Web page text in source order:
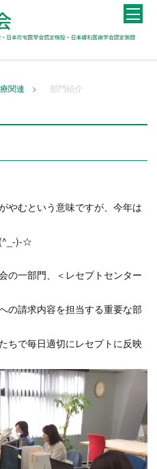
関連 > 部門紹介
やむという意味ですが、今年は
(^_-)-☆
の一部門、＜レセプトセンター
の請求内容を担当する重要な部
ちで毎日適切にレセプトに反映